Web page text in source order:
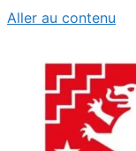
Aller au contenu